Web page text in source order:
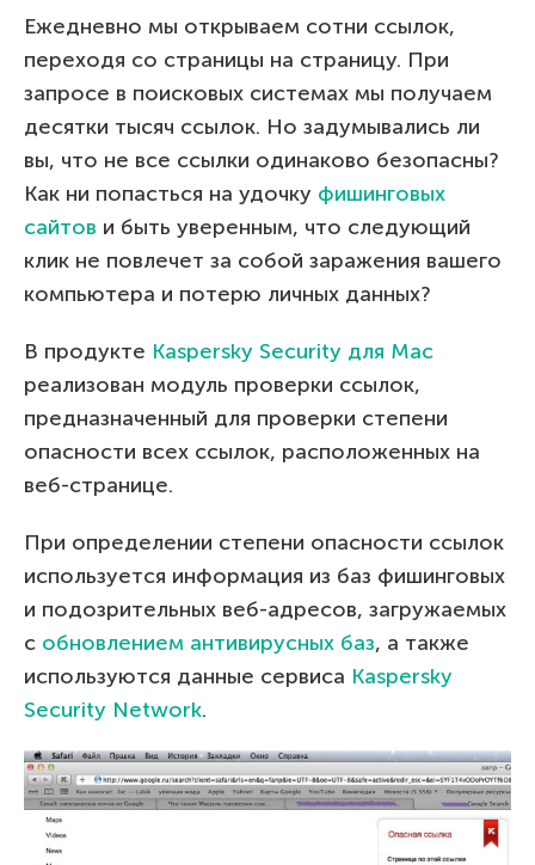
Ежедневно мы открываем сотни ссылок,
переходя со страницы на страницу. При
запросе в поисковых системах мы получаем
десятки тысяч ссылок. Но задумывались ли
вы, что не все ссылки одинаково безопасны?
Как ни попасться на удочку фишинговых
сайтов и быть уверенным, что следующий
клик не повлечет за собой заражения вашего
компьютера и потерю личных данных?
В продукте Kaspersky Security для Mac
реализован модуль проверки ссылок,
предназначенный для проверки степени
опасности всех ссылок, расположенных на
веб-странице.
При определении степени опасности ссылок
используется информация из баз фишинговых
и подозрительных веб-адресов, загружаемых
с обновлением антивирусных баз, а также
используются данные сервиса Kaspersky
Security Network.